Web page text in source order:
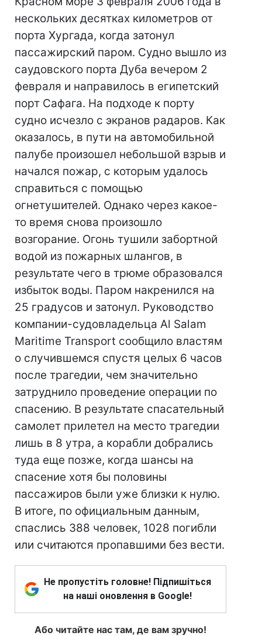
нескольких десятках километров от
порта Хургада, когда затонул
пассажирский паром. Судно вышло из
саудовского порта Дуба вечером 2
февраля и направилось в египетский
порт Сафага. На подходе к порту
судно исчезло с экранов радаров. Как
оказалось, в пути на автомобильной
палубе произошел небольшой взрыв и
начался пожар, с которым удалось
справиться с помощью
огнетушителей. Однако через какое-
то время снова произошло
возгорание. Огонь тушили забортной
водой из пожарных шлангов, в
результате чего в трюме образовался
избыток воды. Паром накренился на
25 градусов и затонул. Руководство
компании-судовладельца Al Salam
Maritime Transport сообщило властям
о случившемся спустя целых 6 часов
после трагедии, чем значительно
затруднило проведение операции по
спасению. В результате спасательный
самолет прилетел на место трагедии
лишь в 8 утра, а корабли добрались
туда еще позже, когда шансы на
спасение хотя бы половины
пассажиров были уже близки к нулю.
В итоге, по официальным данным,
спаслись 388 человек, 1028 погибли
или считаются пропавшими без вести.
Не пропустіть головне! Підпишіться
на наші оновлення в Google!
Або читайте нас там, де вам зручно!